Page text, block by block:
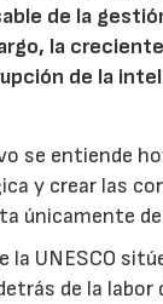
de la
la
de la
se entiende
y crear las
únicamente
la UNESCO
de la labor